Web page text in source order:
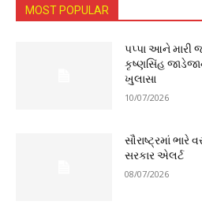
MOST POPULAR
પપ્પા આને મારી
કૃષ્ણસિંહ
ખુલાસા
10/07/2026
સૌરાષ્ટ્રમાં ભારે
સરકાર એલર્ટ
08/07/2026